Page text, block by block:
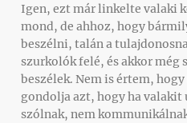
Igen, ezt már linkelte valaki
mond, de ahhoz, hogy
beszélni, talán a
szurkolók felé, és akkor még
beszélek. Nem is értem,
gondolja azt, hogy ha valakit
szólnak, nem